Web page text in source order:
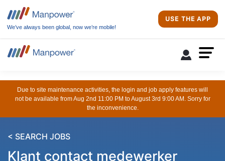
We’ve always been global, now we’re mobile!
USE THE APP
Due to site maintenance activities, the login and job apply features will
not be available from Aug 2nd 11:00 PM to August 3rd 9:00 AM. Sorry for
the inconvenience.
< SEARCH JOBS
Klant contact medewerker